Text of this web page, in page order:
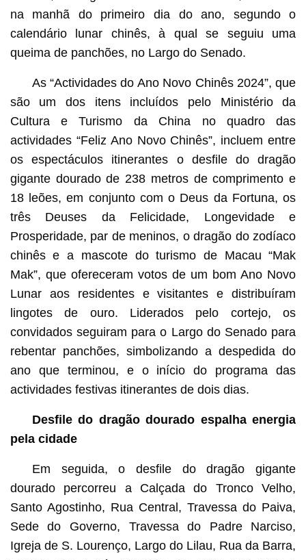
na manhã do primeiro dia do ano, segundo o
calendário lunar chinês, à qual se seguiu uma
queima de panchões, no Largo do Senado.
As “Actividades do Ano Novo Chinês 2024”, que
são um dos itens incluídos pelo Ministério da
Cultura e Turismo da China no quadro das
actividades “Feliz Ano Novo Chinês”, incluem entre
os espectáculos itinerantes o desfile do dragão
gigante dourado de 238 metros de comprimento e
18 leões, em conjunto com o Deus da Fortuna, os
três Deuses da Felicidade, Longevidade e
Prosperidade, par de meninos, o dragão do zodíaco
chinês e a mascote do turismo de Macau “Mak
Mak”, que ofereceram votos de um bom Ano Novo
Lunar aos residentes e visitantes e distribuíram
lingotes de ouro. Liderados pelo cortejo, os
convidados seguiram para o Largo do Senado para
rebentar panchões, simbolizando a despedida do
ano que terminou, e o início do programa das
actividades festivas itinerantes de dois dias.
Desfile do dragão dourado espalha energia
pela cidade
Em seguida, o desfile do dragão gigante
dourado percorreu a Calçada do Tronco Velho,
Santo Agostinho, Rua Central, Travessa do Paiva,
Sede do Governo, Travessa do Padre Narciso,
Igreja de S. Lourenço, Largo do Lilau, Rua da Barra,